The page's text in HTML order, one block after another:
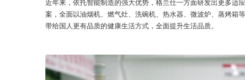
近年来，依托智能制造的强大优势，格兰仕一方面研发出更多适
案，全面以油烟机、燃气灶、洗碗机、热水器、微波炉、蒸烤箱
带给国人更有品质的健康生活方式，全面提升生活品质。